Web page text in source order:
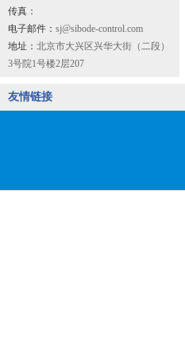
传真：
电子邮件： sj@sibode-control.com
地址： 北京市大兴区兴华大街（二段）
3号院1号楼2层207
友情链接